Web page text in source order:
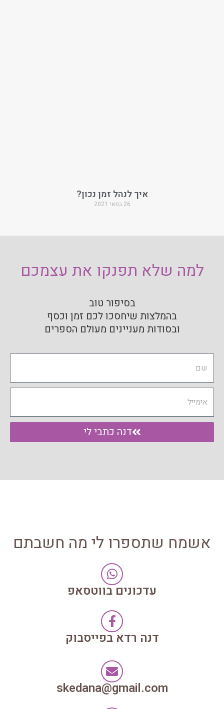
איך לנהל זמן נכון?
26 במאי 2021
למה שלא תפנקו את עצמכם
בסיפור טוב
בהמלצות שיחסכו לכם זמן וכסף
ובסודות מעניינים מעולם הספרים
דנה כתבי לי
אשמח שתספרו לי מה חשבתם
עדכונים בווטסאפ
דנה רדא בפייסבוק
skedana@gmail.com